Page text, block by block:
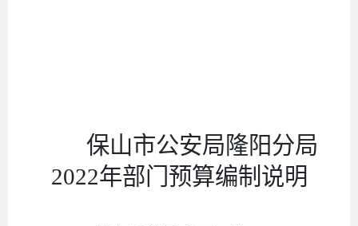
保山市公安局隆阳分局
2022年部门预算编制说明